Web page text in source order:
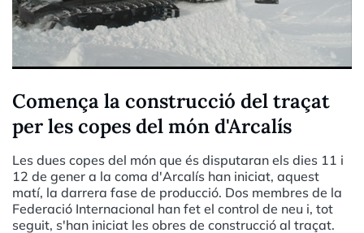
Comença la construcció del traçat
per les copes del món d'Arcalís
Les dues copes del món que és disputaran els dies 11 i
12 de gener a la coma d'Arcalís han iniciat, aquest
matí, la darrera fase de producció. Dos membres de la
Federació Internacional han fet el control de neu i, tot
seguit, s'han iniciat les obres de construcció al traçat.